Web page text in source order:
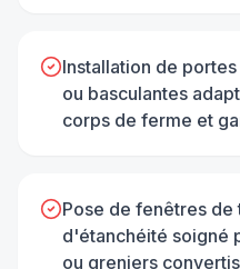
Installation de
ou basculantes
corps de ferme et
Pose de fenêtres
d'étanchéité soigné
ou greniers convertis